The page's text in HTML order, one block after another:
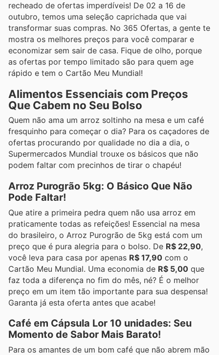
recheado de ofertas imperdíveis! De 02 a 16 de
outubro, temos uma seleção caprichada que vai
transformar suas compras. No 365 Ofertas, a gente te
mostra os melhores preços para você comparar e
economizar sem sair de casa. Fique de olho, porque
as ofertas por tempo limitado são para quem age
rápido e tem o Cartão Meu Mundial!
Alimentos Essenciais com Preços
Que Cabem no Seu Bolso
Quem não ama um arroz soltinho na mesa e um café
fresquinho para começar o dia? Para os caçadores de
ofertas procurando por qualidade no dia a dia, o
Supermercados Mundial trouxe os básicos que não
podem faltar com precinhos de tirar o chapéu!
Arroz Purogrão 5kg: O Básico Que Não
Pode Faltar!
Que atire a primeira pedra quem não usa arroz em
praticamente todas as refeições! Essencial na mesa
do brasileiro, o Arroz Purogrão de 5kg está com um
preço que é pura alegria para o bolso. De R$ 22,90,
você leva para casa por apenas R$ 17,90 com o
Cartão Meu Mundial. Uma economia de R$ 5,00 que
faz toda a diferença no fim do mês, né? É o melhor
preço em um item tão importante para sua despensa!
Garanta já esta oferta antes que acabe!
Café em Cápsula Lor 10 unidades: Seu
Momento de Sabor Mais Barato!
Para os amantes de um bom café que não abrem mão